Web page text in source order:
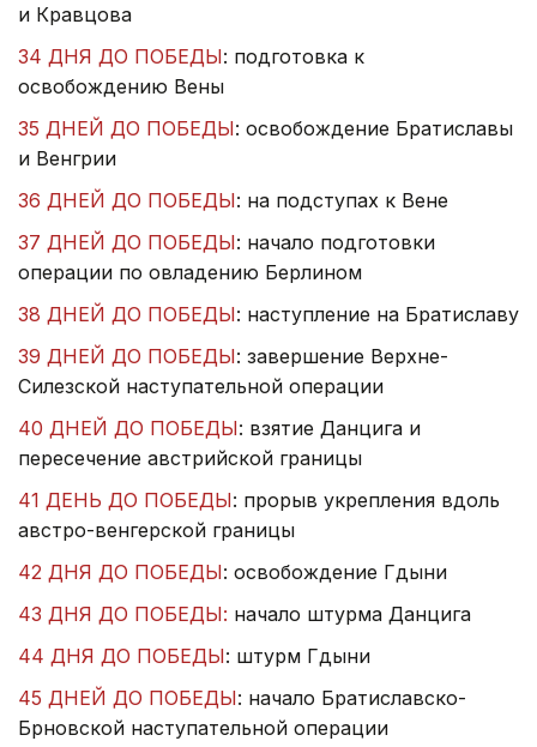
и Кравцова
34 ДНЯ ДО ПОБЕДЫ: подготовка к
освобождению Вены
35 ДНЕЙ ДО ПОБЕДЫ: освобождение Братиславы
и Венгрии
36 ДНЕЙ ДО ПОБЕДЫ: на подступах к Вене
37 ДНЕЙ ДО ПОБЕДЫ: начало подготовки
операции по овладению Берлином
38 ДНЕЙ ДО ПОБЕДЫ: наступление на Братиславу
39 ДНЕЙ ДО ПОБЕДЫ: завершение Верхне-
Силезской наступательной операции
40 ДНЕЙ ДО ПОБЕДЫ: взятие Данцига и
пересечение австрийской границы
41 ДЕНЬ ДО ПОБЕДЫ: прорыв укрепления вдоль
австро-венгерской границы
42 ДНЯ ДО ПОБЕДЫ: освобождение Гдыни
43 ДНЯ ДО ПОБЕДЫ: начало штурма Данцига
44 ДНЯ ДО ПОБЕДЫ: штурм Гдыни
45 ДНЕЙ ДО ПОБЕДЫ: начало Братиславско-
Брновской наступательной операции